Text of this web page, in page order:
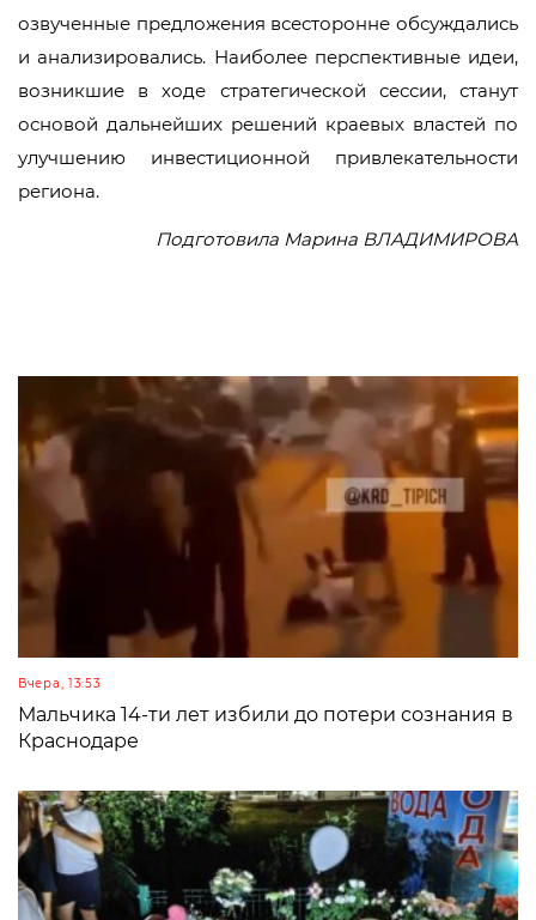
озвученные предложения всесторонне обсуждались
и анализировались. Наиболее перспективные идеи,
возникшие в ходе стратегической сессии, станут
основой дальнейших решений краевых властей по
улучшению инвестиционной привлекательности
региона.
Подготовила Марина ВЛАДИМИРОВА
Вчера, 13:53
Мальчика 14-ти лет избили до потери сознания в
Краснодаре